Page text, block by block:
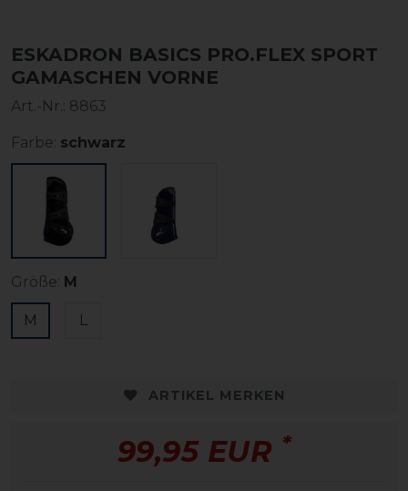
ESKADRON BASICS PRO.FLEX SPORT
GAMASCHEN VORNE
Art.-Nr.: 8863
Farbe: schwarz
Größe: M
M L
ARTIKEL MERKEN
99,95 EUR *